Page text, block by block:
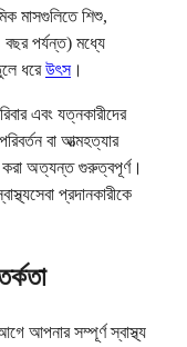
মাসগুলিতে শিশু,
পর্যন্ত) মধ্যে
ধরেউৎস।
এবং যত্নকারীদের
বা আত্মহত্যার
করা অত্যন্ত গুরুত্বপূর্ণ।
প্রদানকারীকে
আপনার সম্পূর্ণ স্বাস্থ্য